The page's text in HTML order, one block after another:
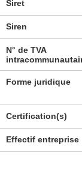
Siret
Siren
N° de TVA
Forme juridique
Certification(s)
Effectif entreprise